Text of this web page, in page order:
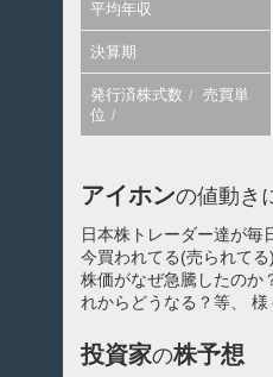
平均年収
決算期
発行済株式数
売買単
位
アイホンの値動き
日本株トレーダー達が毎
今買われてる(売られて
株価がなぜ急騰したのか
れからどうなる？等、
投資家の株予想